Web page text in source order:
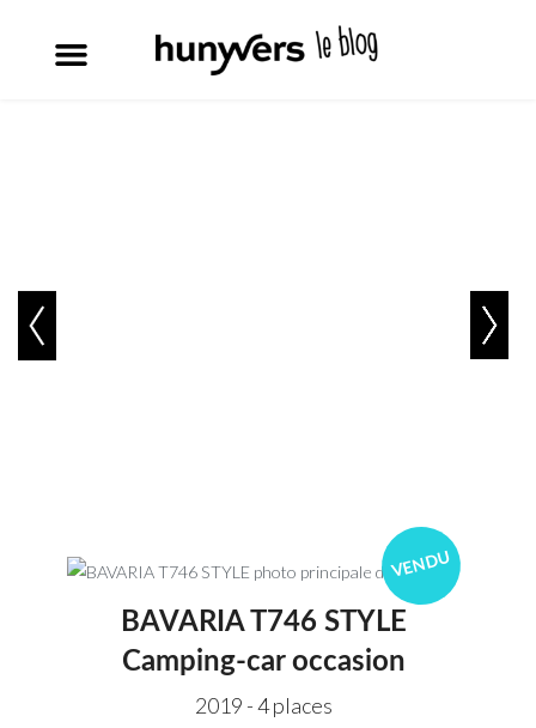
VENDU
BAVARIA T746 STYLE
Camping-car occasion
2019 - 4 places